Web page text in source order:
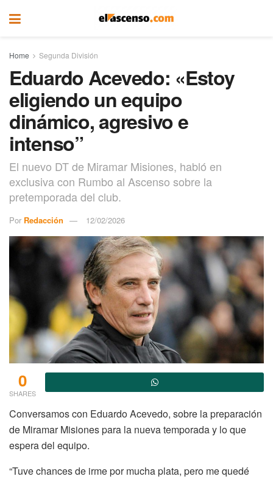
Home Segunda División
Eduardo Acevedo: «Estoy
eligiendo un equipo
dinámico, agresivo e
intenso”
El nuevo DT de Miramar Misiones, habló en
exclusiva con Rumbo al Ascenso sobre la
pretemporada del club.
Por Redacción 12/02/2026
0
SHARES
Conversamos con Eduardo Acevedo, sobre la preparación
de Miramar Misiones para la nueva temporada y lo que
espera del equipo.
“Tuve chances de irme por mucha plata, pero me quedé